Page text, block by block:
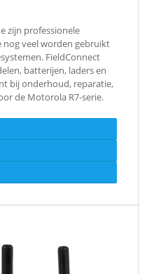
zijn professionele
nog veel worden gebruikt
FieldConnect
batterijen, laders en
bij onderhoud, reparatie,
de Motorola R7-serie.